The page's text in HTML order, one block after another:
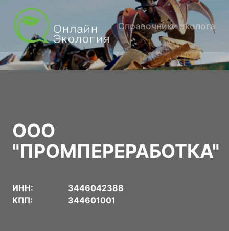
Справочники эколога
ООО
"ПРОМПЕРЕРАБОТКА"
ИНН:
3446042388
КПП:
344601001